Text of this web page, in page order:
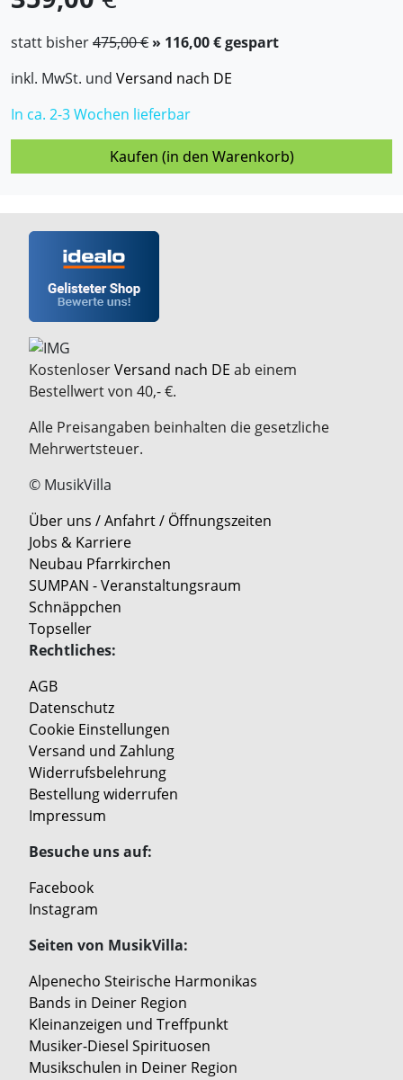
statt bisher475,00 € » 116,00 € gespart
inkl. MwSt. und Versand nach DE
In ca. 2-3 Wochen lieferbar
Kaufen (in den Warenkorb)
KostenloserVersand nach DE ab einem
Bestellwert von 40,- €.
Alle Preisangaben beinhalten die gesetzliche
Mehrwertsteuer.
© MusikVilla
Über uns / Anfahrt / Öffnungszeiten
Jobs & Karriere
Neubau Pfarrkirchen
SUMPAN - Veranstaltungsraum
Schnäppchen
Topseller
Rechtliches:
AGB
Datenschutz
Cookie Einstellungen
Versand und Zahlung
Widerrufsbelehrung
Bestellung widerrufen
Impressum
Besuche uns auf:
Facebook
Instagram
Seiten von MusikVilla:
Alpenecho Steirische Harmonikas
Bands in Deiner Region
Kleinanzeigen und Treffpunkt
Musiker-Diesel Spirituosen
Musikschulen in Deiner Region